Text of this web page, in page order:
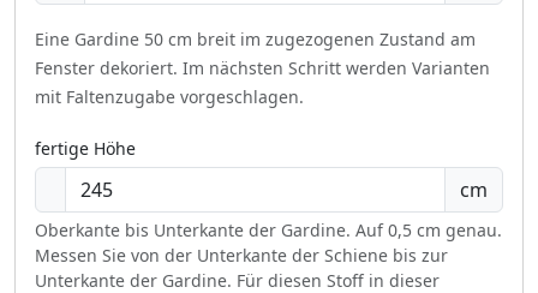
Eine Gardine 50 cm breit im zugezogenen Zustand am
Fenster dekoriert. Im nächsten Schritt werden Varianten
mit Faltenzugabe vorgeschlagen.
fertige Höhe
cm
Oberkante bis Unterkante der Gardine. Auf 0,5 cm genau.
Messen Sie von der Unterkante der Schiene bis zur
Unterkante der Gardine. Für diesen Stoff in dieser